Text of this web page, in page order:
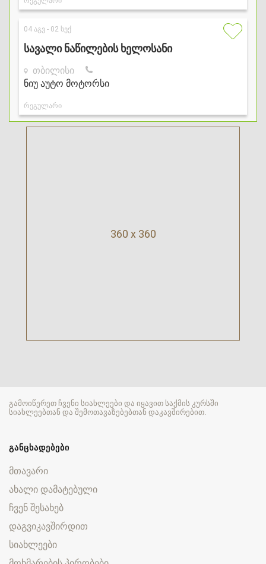
360 x 360
გამოიწერეთ ჩვენი სიახლეები და იყავით საქმის კურსში
სიახლეებთან და შემოთავაზებებთან დაკავშირებით.
ᲒᲐᲜᲪᲮᲐᲓᲔᲑᲔᲑᲘ
მთავარი
ახალი დამატებული
ჩვენ შესახებ
დაგვიკავშირდით
სიახლეები